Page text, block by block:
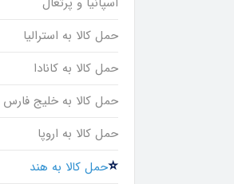
حمل کالا به استرالیا
حمل کالا به کانادا
حمل کالا به خلیج فارس
حمل کالا به اروپا
حمل کالا به هند